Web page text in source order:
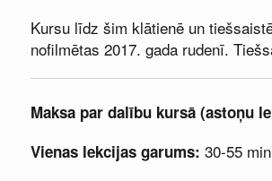
Kursu līdz šim klātienē un
nofilmētas 2017. gada rudenī.
Maksa par dalību kursā (astoņu
Vienas lekcijas garums: 30-55